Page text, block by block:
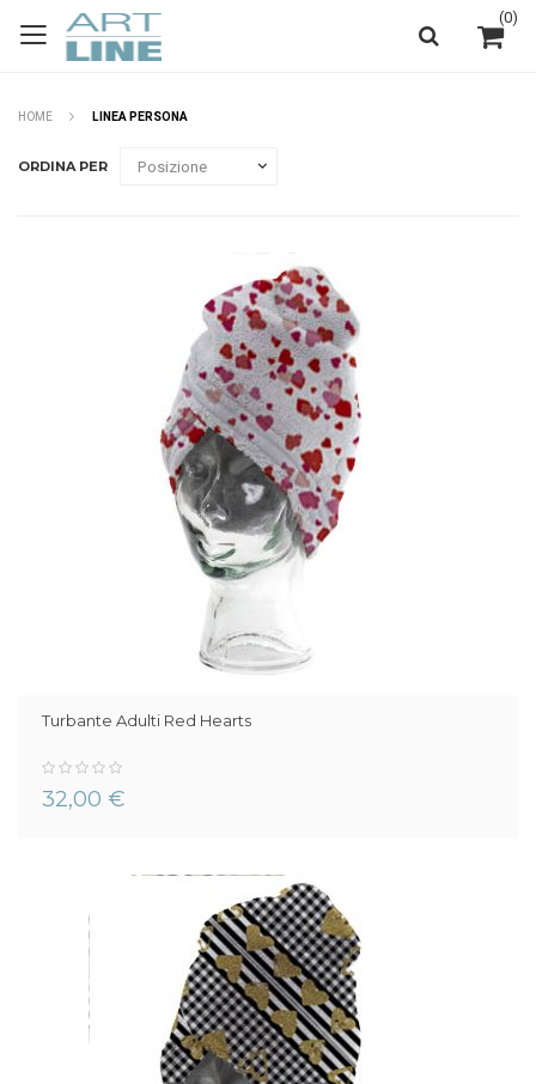
(0)
HOME LINEA PERSONA
ORDINA PER
Turbante Adulti Red Hearts
0%
32,00 €